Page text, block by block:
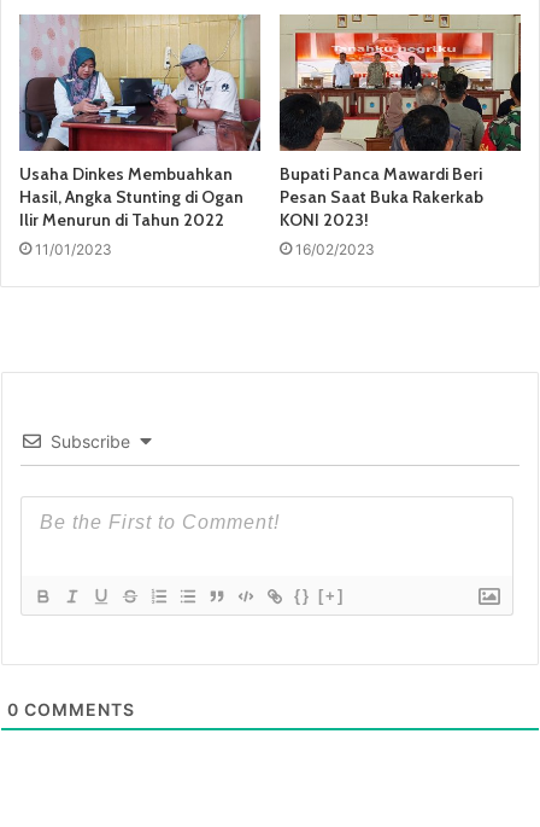
Usaha Dinkes Membuahkan
Hasil, Angka Stunting di Ogan
Ilir Menurun di Tahun 2022
11/01/2023
Bupati Panca Mawardi Beri
Pesan Saat Buka Rakerkab
KONI 2023!
16/02/2023
Subscribe
{} [+]
0 COMMENTS